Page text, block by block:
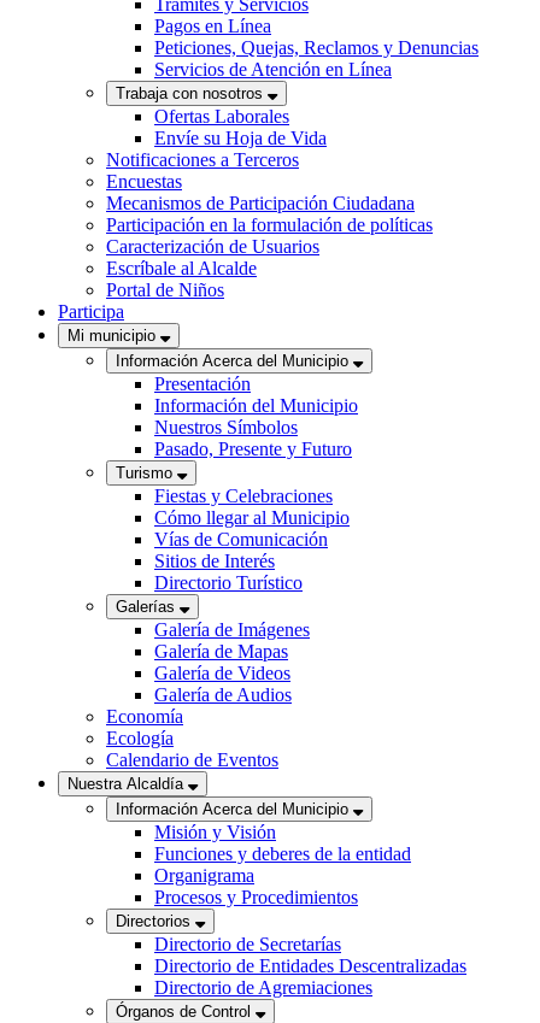
Trámites y Servicios
Pagos en Línea
Peticiones, Quejas, Reclamos y Denuncias
Servicios de Atención en Línea
Trabaja con nosotros
Ofertas Laborales
Envíe su Hoja de Vida
Notificaciones a Terceros
Encuestas
Mecanismos de Participación Ciudadana
Participación en la formulación de políticas
Caracterización de Usuarios
Escríbale al Alcalde
Portal de Niños
Participa
Mi municipio
Información Acerca del Municipio
Presentación
Información del Municipio
Nuestros Símbolos
Pasado, Presente y Futuro
Turismo
Fiestas y Celebraciones
Cómo llegar al Municipio
Vías de Comunicación
Sitios de Interés
Directorio Turístico
Galerías
Galería de Imágenes
Galería de Mapas
Galería de Videos
Galería de Audios
Economía
Ecología
Calendario de Eventos
Nuestra Alcaldía
Información Acerca del Municipio
Misión y Visión
Funciones y deberes de la entidad
Organigrama
Procesos y Procedimientos
Directorios
Directorio de Secretarías
Directorio de Entidades Descentralizadas
Directorio de Agremiaciones
Órganos de Control